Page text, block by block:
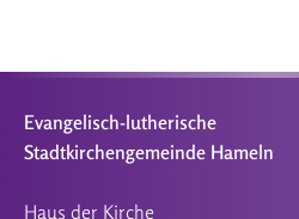
Evangelisch-lutherische
Stadtkirchengemeinde Hameln
Haus der Kirche